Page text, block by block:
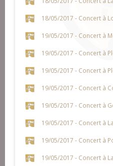
18/05/2017 - Concert à
19/05/2017 - Concert à
19/05/2017 - Concert à
19/05/2017 - Concert à
19/05/2017 - Concert à
19/05/2017 - Concert à
19/05/2017 - Concert à
19/05/2017 - Concert à
19/05/2017 - Concert à